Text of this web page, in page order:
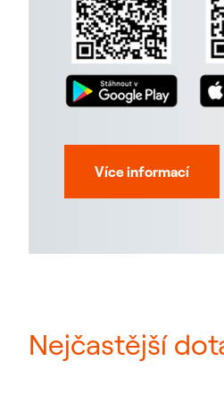
Více informací
Nejčastější